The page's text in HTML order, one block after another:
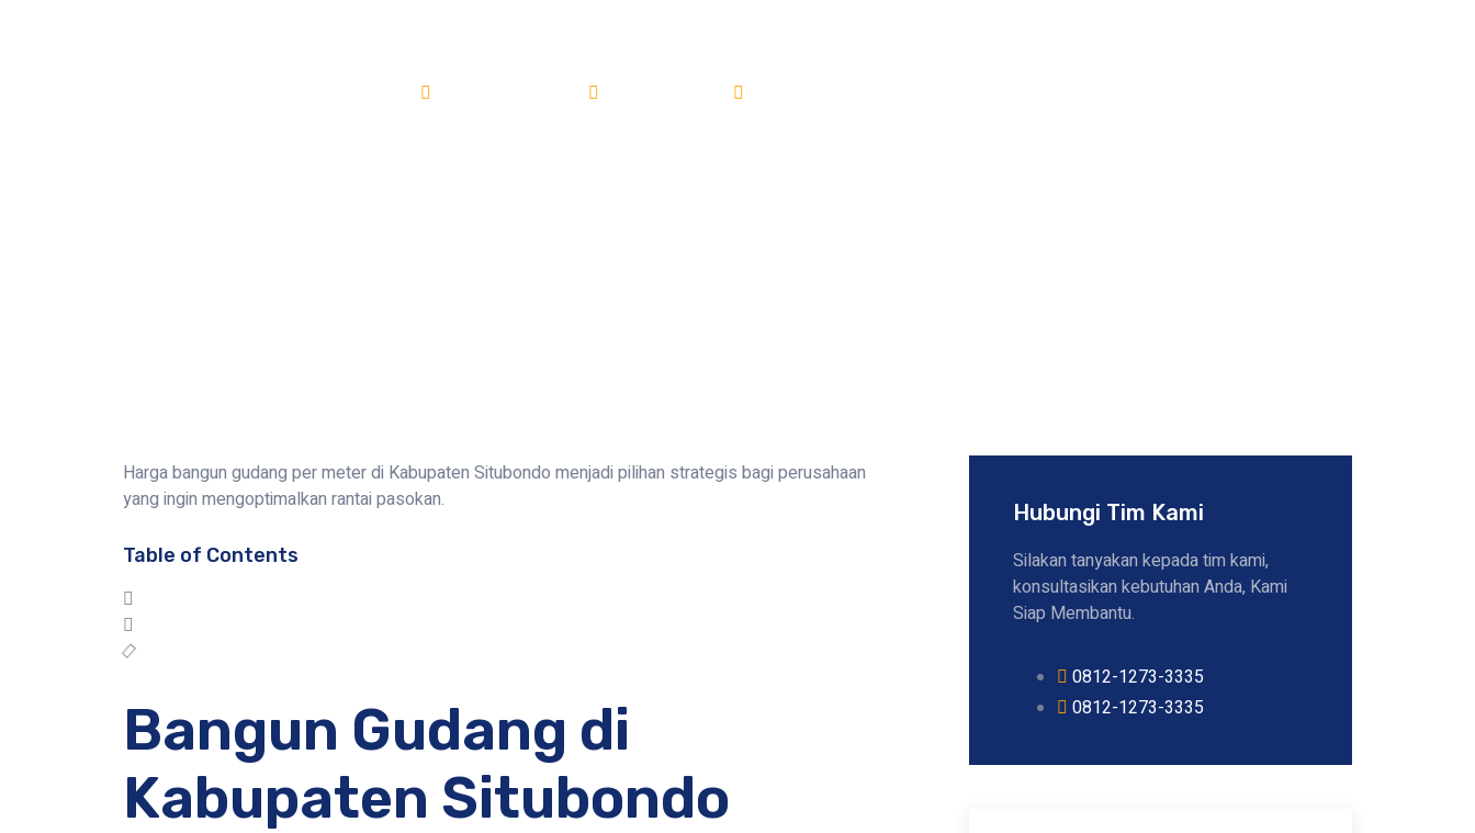
Harga bangun gudang per meter di Kabupaten Situbondo menjadi pilihan strategis bagi perusahaan
yang ingin mengoptimalkan rantai pasokan.
Table of Contents
Bangun Gudang di
Kabupaten Situbondo
Hubungi Tim Kami
Silakan tanyakan kepada tim kami,
konsultasikan kebutuhan Anda, Kami
Siap Membantu.
0812-1273-3335
0812-1273-3335